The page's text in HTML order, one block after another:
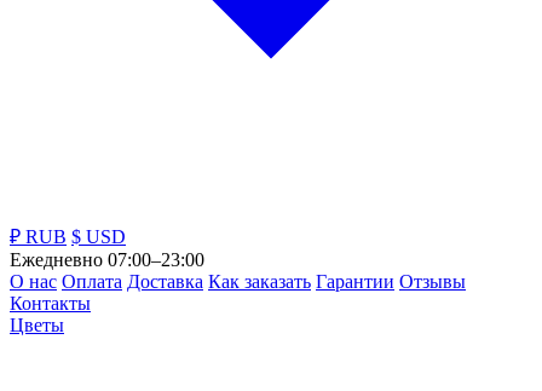
₽ RUB $ USD
Ежедневно 07:00–23:00
О нас Оплата Доставка Как заказать Гарантии Отзывы
Контакты
Цветы